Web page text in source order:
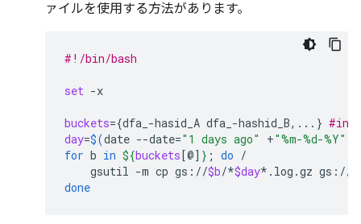
ァイルを使用する方法があります。
#!/bin/bash
set -x
buckets={dfa_-hasid_A dfa_-hashid_B,... }
day=$(date --date="1 days ago" +"%m-%d-%Y"
for b in ${buckets[@] } ; do
gsutil -m cp gs://$b/*$day*.log.gz gs://
done